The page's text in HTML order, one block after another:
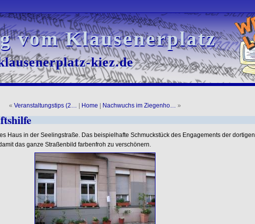
vom Klausenerplatz
vom Klausenerplatz
kiez.de
kiez.de
« Veranstaltungstips (2… Home Nachwuchs im Ziegenho… »
Haus in der Seelingstraße. Das beispielhafte Schmuckstück des Engagements der dortigen
das ganze Straßenbild farbenfroh zu verschönern.